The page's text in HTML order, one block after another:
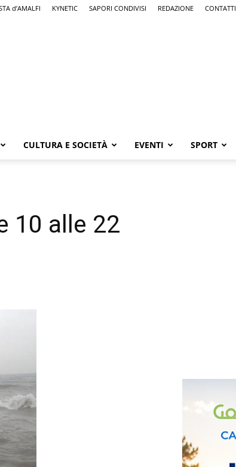
d’AMALFI KYNETIC SAPORI CONDIVISI REDAZIONE CONTATTI
CULTURA E SOCIETÀ EVENTI SPORT
10 alle 22